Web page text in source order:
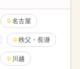
名古屋
秩父・長瀞
川越